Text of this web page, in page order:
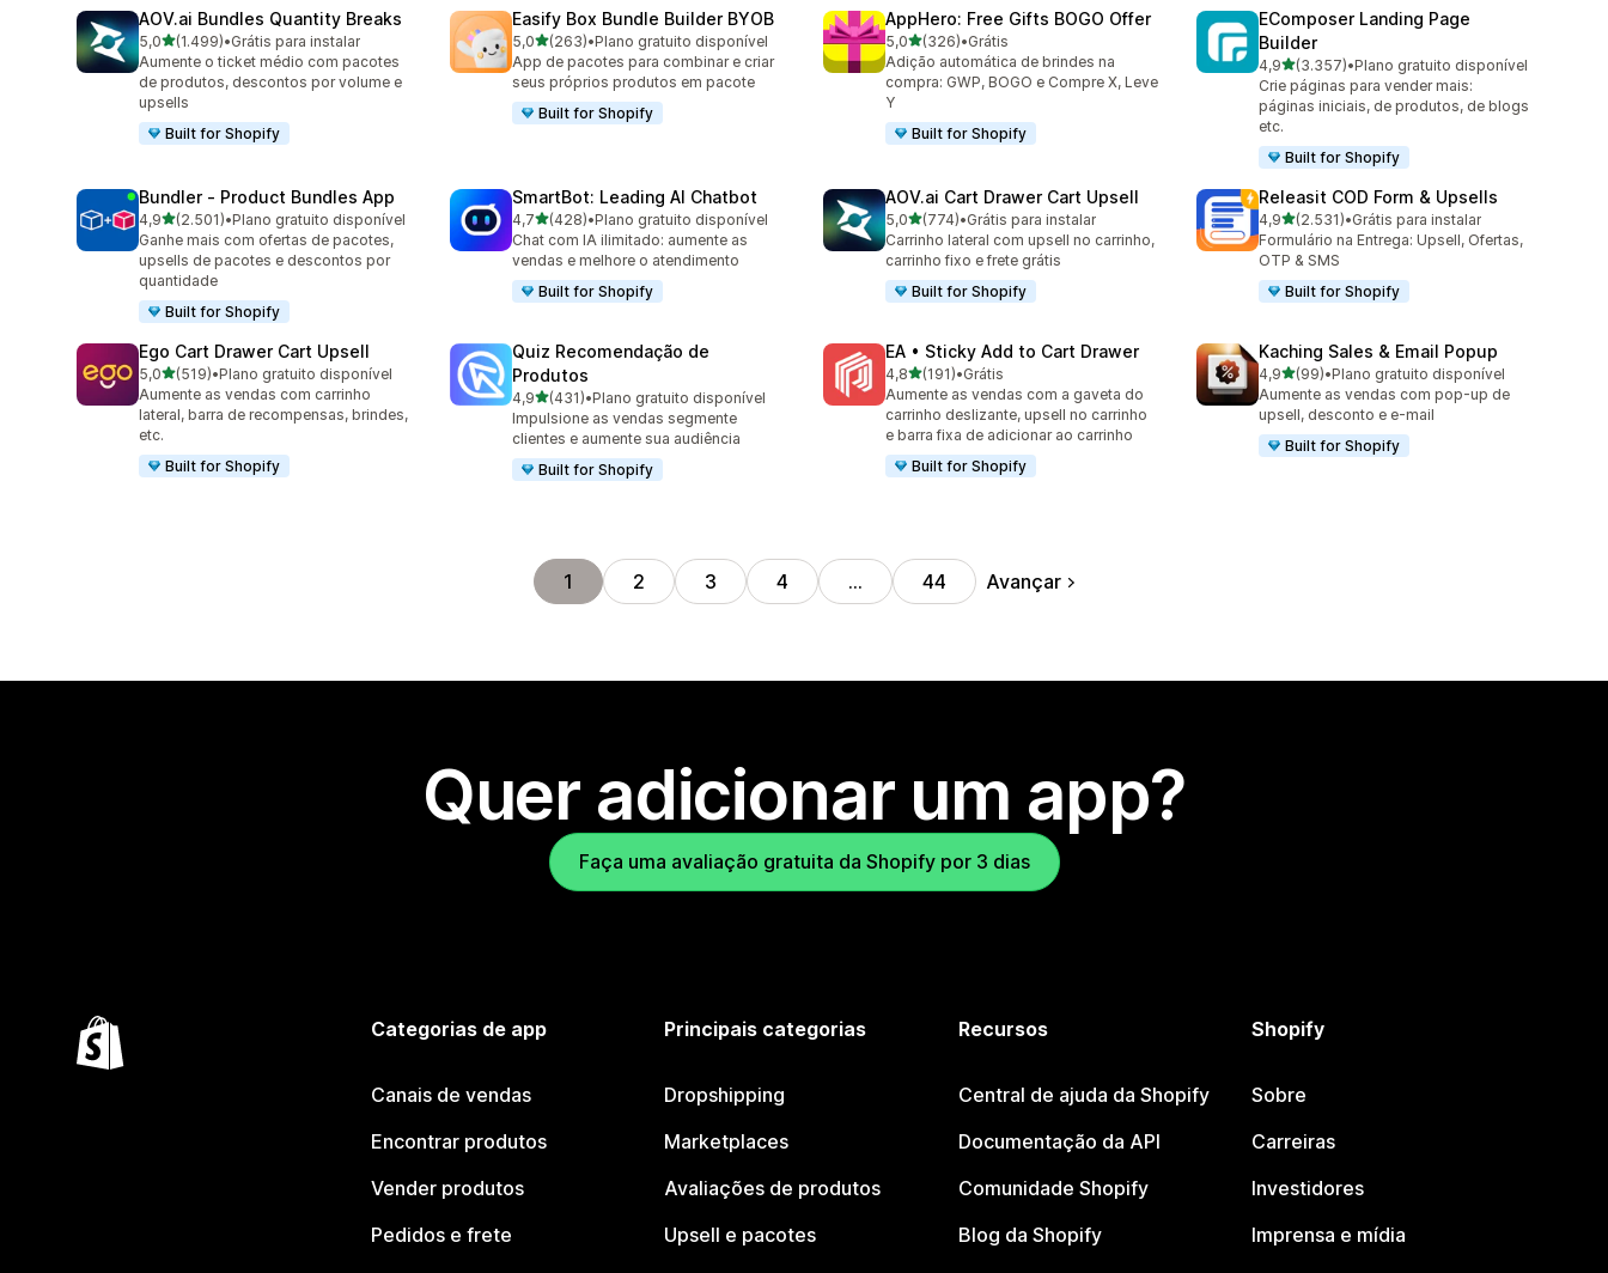
AOV.ai Bundles Quantity Breaks
5,0de 5 estrelas
(1.499)
1499 avaliações ao todo
•Grátis para instalar
Aumente o ticket médio com pacotes
de produtos, descontos por volume e
upsells
Built for Shopify
Easify Box Bundle Builder BYOB
5,0de 5 estrelas
(263)
263 avaliações ao todo
•Plano gratuito disponível
App de pacotes para combinar e criar
seus próprios produtos em pacote
Built for Shopify
AppHero: Free Gifts BOGO Offer
5,0de 5 estrelas
(326)
326 avaliações ao todo
•Grátis
Adição automática de brindes na
compra: GWP, BOGO e Compre X, Leve
Y
Built for Shopify
EComposer Landing Page
Builder
4,9de 5 estrelas
(3.357)
3357 avaliações ao todo
•Plano gratuito disponível
Crie páginas para vender mais:
páginas iniciais, de produtos, de blogs
etc.
Built for Shopify
Bundler ‑ Product Bundles App
4,9de 5 estrelas
(2.501)
2501 avaliações ao todo
•Plano gratuito disponível
Ganhe mais com ofertas de pacotes,
upsells de pacotes e descontos por
quantidade
Built for Shopify
SmartBot: Leading AI Chatbot
4,7de 5 estrelas
(428)
428 avaliações ao todo
•Plano gratuito disponível
Chat com IA ilimitado: aumente as
vendas e melhore o atendimento
Built for Shopify
AOV.ai Cart Drawer Cart Upsell
5,0de 5 estrelas
(774)
774 avaliações ao todo
•Grátis para instalar
Carrinho lateral com upsell no carrinho,
carrinho fixo e frete grátis
Built for Shopify
Releasit COD Form & Upsells
4,9de 5 estrelas
(2.531)
2531 avaliações ao todo
•Grátis para instalar
Formulário na Entrega: Upsell, Ofertas,
OTP & SMS
Built for Shopify
Ego Cart Drawer Cart Upsell
5,0de 5 estrelas
(519)
519 avaliações ao todo
•Plano gratuito disponível
Aumente as vendas com carrinho
lateral, barra de recompensas, brindes,
etc.
Built for Shopify
Quiz Recomendação de
Produtos
4,9de 5 estrelas
(431)
431 avaliações ao todo
•Plano gratuito disponível
Impulsione as vendas segmente
clientes e aumente sua audiência
Built for Shopify
EA • Sticky Add to Cart Drawer
4,8de 5 estrelas
(191)
191 avaliações ao todo
•Grátis
Aumente as vendas com a gaveta do
carrinho deslizante, upsell no carrinho
e barra fixa de adicionar ao carrinho
Built for Shopify
Kaching Sales & Email Popup
4,9de 5 estrelas
(99)
99 avaliações ao todo
•Plano gratuito disponível
Aumente as vendas com pop-up de
upsell, desconto e e-mail
Built for Shopify
1 2 3 4 … 44 Avançar
Quer adicionar um app?
Faça uma avaliação gratuita da Shopify por 3 dias
Categorias de app
Canais de vendas
Encontrar produtos
Vender produtos
Pedidos e frete
Principais categorias
Dropshipping
Marketplaces
Avaliações de produtos
Upsell e pacotes
Recursos
Central de ajuda da Shopify
Documentação da API
Comunidade Shopify
Blog da Shopify
Shopify
Sobre
Carreiras
Investidores
Imprensa e mídia